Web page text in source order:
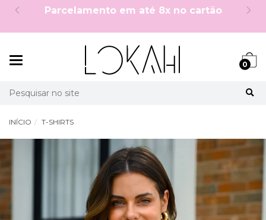
5%OFF no PIX à vista!
0
INÍCIO T-SHIRTS